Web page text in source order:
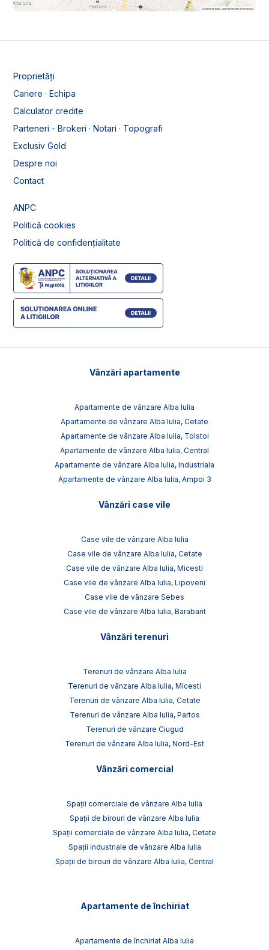
Proprietăți
Cariere · Echipa
Calculator credite
Parteneri - Brokeri · Notari · Topografi
Exclusiv Gold
Despre noi
Contact
ANPC
Politică cookies
Politică de confidențialitate
Vânzări apartamente
Apartamente de vânzare Alba Iulia
Apartamente de vânzare Alba Iulia, Cetate
Apartamente de vânzare Alba Iulia, Tolstoi
Apartamente de vânzare Alba Iulia, Central
Apartamente de vânzare Alba Iulia, Industriala
Apartamente de vânzare Alba Iulia, Ampoi 3
Vânzări case vile
Case vile de vânzare Alba Iulia
Case vile de vânzare Alba Iulia, Cetate
Case vile de vânzare Alba Iulia, Micesti
Case vile de vânzare Alba Iulia, Lipoveni
Case vile de vânzare Sebes
Case vile de vânzare Alba Iulia, Barabant
Vânzări terenuri
Terenuri de vânzare Alba Iulia
Terenuri de vânzare Alba Iulia, Micesti
Terenuri de vânzare Alba Iulia, Cetate
Terenuri de vânzare Alba Iulia, Partos
Terenuri de vânzare Ciugud
Terenuri de vânzare Alba Iulia, Nord-Est
Vânzări comercial
Spații comerciale de vânzare Alba Iulia
Spații de birouri de vânzare Alba Iulia
Spații comerciale de vânzare Alba Iulia, Cetate
Spații industriale de vânzare Alba Iulia
Spații de birouri de vânzare Alba Iulia, Central
Apartamente de închiriat
Apartamente de închiriat Alba Iulia